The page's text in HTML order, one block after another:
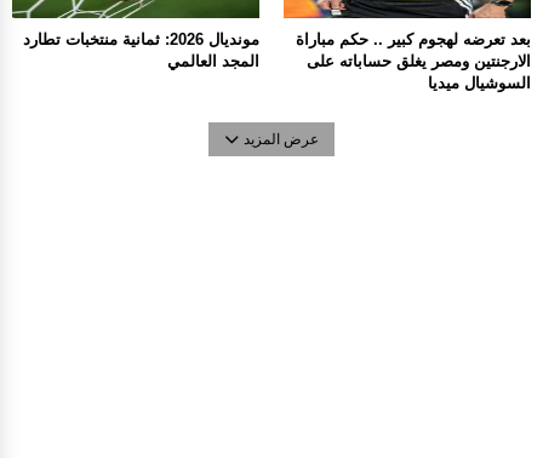
مونديال 2026: ثمانية منتخبات تطارد
المجد العالمي
بعد تعرضه لهجوم كبير .. حكم مباراة
الارجنتين ومصر يغلق حساباته على
السوشيال ميديا
عرض المزيد